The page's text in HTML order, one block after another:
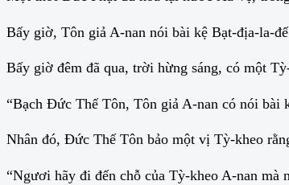
Bấy giờ, Tôn giả A-nan nói bài kệ Bạt-địa-la-
Bấy giờ đêm đã qua, trời hừng sáng, có một
“Bạch Đức Thế Tôn, Tôn giả A-nan có nói bài
Nhân đó, Đức Thế Tôn bảo một vị Tỳ-kheo
“Ngươi hãy đi đến chỗ của Tỳ-kheo A-nan